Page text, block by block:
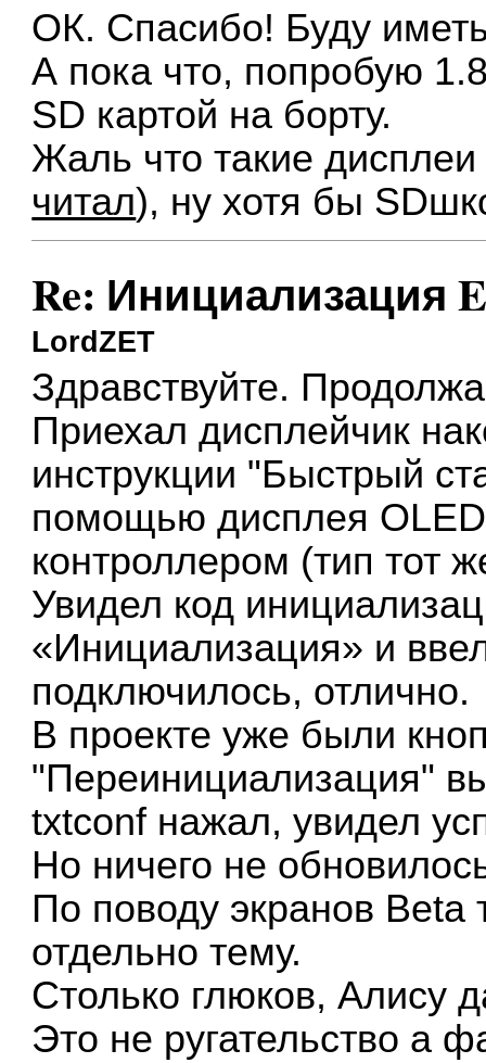
ОК. Спасибо! Буду
А пока что, попробую
SD картой на борту.
Жаль что такие
читал), ну хотя бы
Re: Инициализация
LordZET
Здравствуйте.
Приехал дисплейчик
инструкции "Быстрый
помощью дисплея
контроллером (тип тот
Увидел код
«Инициализация» и
подключилось, отлично.
В проекте уже были
"Переинициализация"
txtconf нажал, увидел
Но ничего не
По поводу экранов Beta
отдельно тему.
Столько глюков, Алису
Это не ругательство а